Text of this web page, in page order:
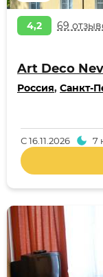
4,2 69
Art Deco
Россия, Санкт-
С16.11.2026 7